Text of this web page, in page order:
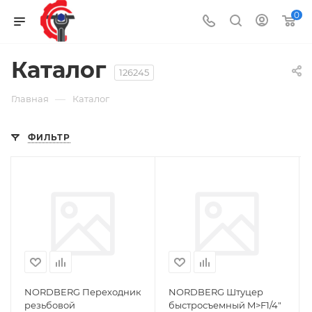
0
Каталог 126245
Главная — Каталог
ФИЛЬТР
NORDBERG Переходник
резьбовой
NORDBERG Штуцер
быстросъемный M>F1/4"